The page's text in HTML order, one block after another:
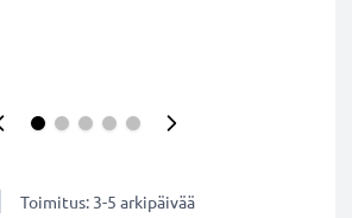
Toimitus: 3-5 arkipäivää